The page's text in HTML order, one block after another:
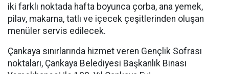
iki farklı noktada hafta boyunca çorba, ana yemek,
pilav, makarna, tatlı ve içecek çeşitlerinden oluşan
menüler servis edilecek.
Çankaya sınırlarında hizmet veren Gençlik Sofrası
noktaları, Çankaya Belediyesi Başkanlık Binası